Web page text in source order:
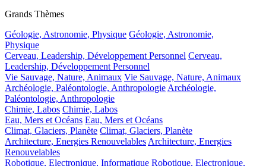
Grands Thèmes
Géologie, Astronomie, Physique Géologie, Astronomie,
Physique
Cerveau, Leadership, Développement Personnel Cerveau,
Leadership, Développement Personnel
Vie Sauvage, Nature, Animaux Vie Sauvage, Nature, Animaux
Archéologie, Paléontologie, Anthropologie Archéologie,
Paléontologie, Anthropologie
Chimie, Labos Chimie, Labos
Eau, Mers et Océans Eau, Mers et Océans
Climat, Glaciers, Planète Climat, Glaciers, Planète
Architecture, Energies Renouvelables Architecture, Energies
Renouvelables
Robotique, Electronique, Informatique Robotique, Electronique,